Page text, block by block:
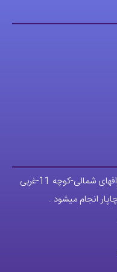
شوند
کوچه 11-غربی
انجام میشود .